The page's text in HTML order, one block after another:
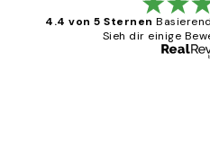
4.4 von 5 Sternen
Sieh dir einige